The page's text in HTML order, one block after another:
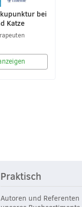
bei
Katze
Praktisch
Autoren und Referenten